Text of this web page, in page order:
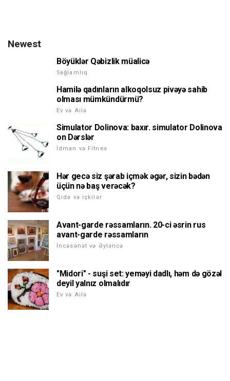
Newest
Böyüklər Qəbizlik müalicə
Sağlamlıq
Hamilə qadınların alkoqolsuz pivəyə sahib
olması mümkündürmü?
Ev və Ailə
Simulator Dolinova: baxır. simulator Dolinova
on Dərslər
İdman və Fitnes
Hər gecə siz şərab içmək əgər, sizin bədən
üçün nə baş verəcək?
Qida və içkilər
Avant-garde rəssamların. 20-ci əsrin rus
avant-garde rəssamların
İncəsənət və Əyləncə
"Midori" - suşi set: yeməyi dadlı, həm də gözəl
deyil yalnız olmalıdır
Ev və Ailə